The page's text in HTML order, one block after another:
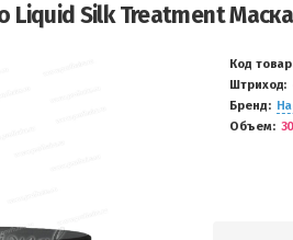
Liquid Silk Treatment
Код
Штриход
Бренд
Объем